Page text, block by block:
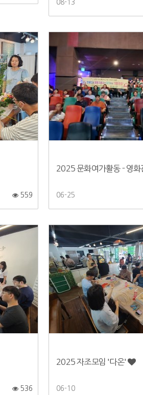
08-13
559
2025 문화여가활동 - 영화
06-25
536
2025 자조모임 '다온'
06-10